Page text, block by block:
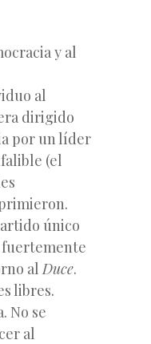
y al
al
dirigido
por un líder
(el
único
fuertemente
alDuce.
libres.
No se
al